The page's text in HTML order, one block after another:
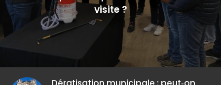
visite ?